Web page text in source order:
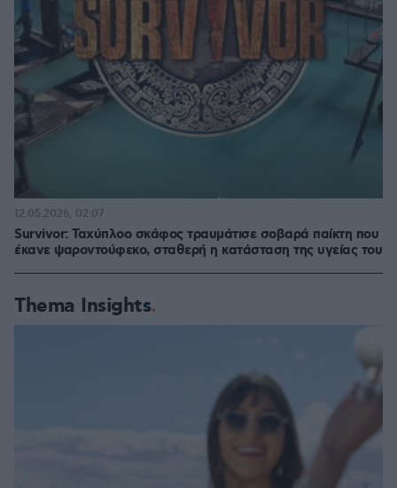
Survivor: Ταχύπλοο σκάφος τραυμάτισε σοβαρά παίκτη που
έκανε ψαροντούφεκο, σταθερή η κατάσταση της υγείας του
12.05.2026, 02:07
Thema Insights